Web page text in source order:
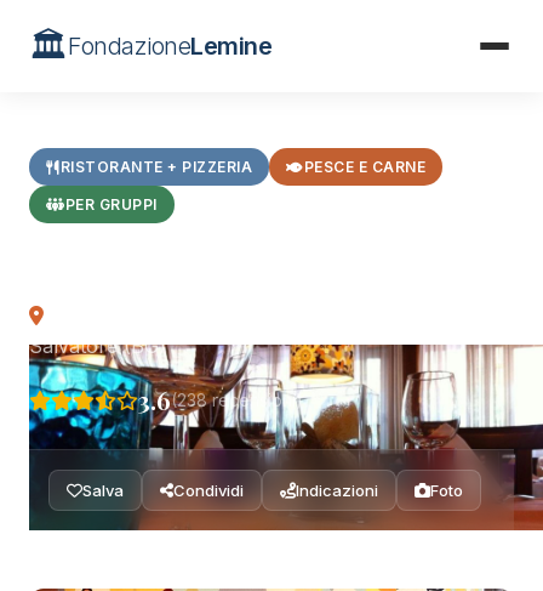
🏛️FondazioneLemine
RISTORANTE + PIZZERIA PESCE E CARNE
PER GRUPPI
Salvatore (BG)
3.6(238 recensioni)
Salva Condividi Indicazioni Foto